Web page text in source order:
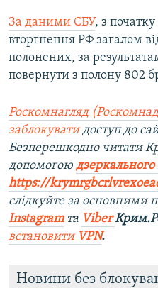
За даними СБУ, з
вторгнення РФ загалом
полонених, за
повернути з полону 802
Роскомнагляд
заблокуватидоступ до
Безперешкодно читати
допомогою дзеркального
https://
слідкуйте за основними
Instagramта Viber
встановити VPN.
Новини без